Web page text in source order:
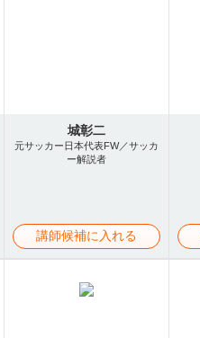
城彰二
元サッカー日本代表FW／サッカ
ー解説者
講師候補に入れる